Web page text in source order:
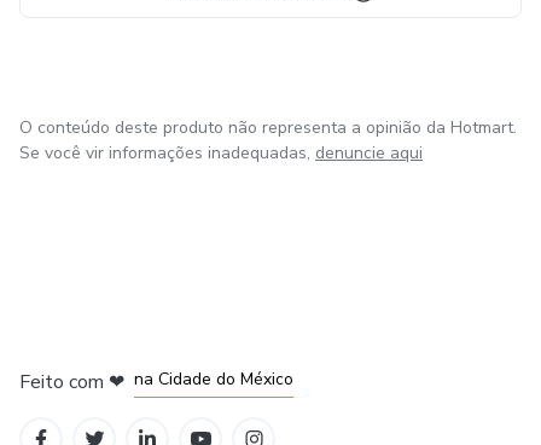
O conteúdo deste produto não representa a opinião da Hotmart.
Se você vir informações inadequadas, denuncie aqui
Feito com ❤ na Cidade do México